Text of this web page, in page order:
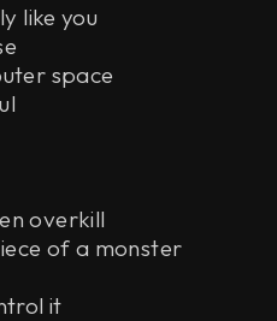
you
space
overkill
of a monster
it